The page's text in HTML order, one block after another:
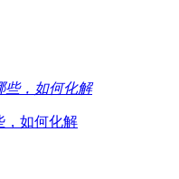
，如何化解